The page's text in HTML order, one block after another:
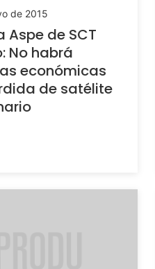
de 2015
Aspe de SCT
No habrá
económicas
de satélite